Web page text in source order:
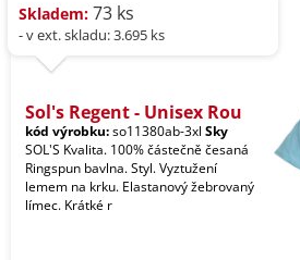
Skladem: 73 ks
- v ext. skladu: 3.695 ks
Sol's Regent - Unisex Rou
kód výrobku:so11380ab-3xl Sky
SOL'S Kvalita. 100% částečně česaná
Ringspun bavlna. Styl. Vyztužení
lemem na krku. Elastanový žebrovaný
límec. Krátké r